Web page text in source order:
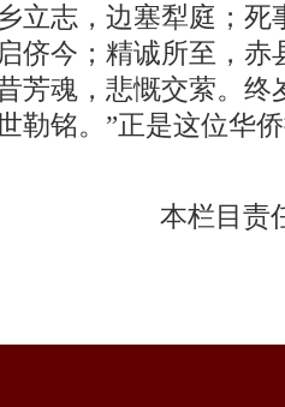
立志，边塞犁庭；死
侪今；精诚所至，赤
芳魂，悲慨交萦。终
勒铭。”正是这位华
本栏目责